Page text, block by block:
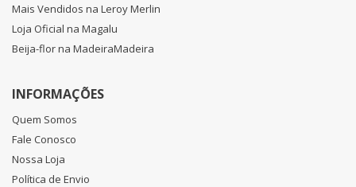
Mais Vendidos na Leroy Merlin
Loja Oficial na Magalu
Beija-flor na MadeiraMadeira
INFORMAÇÕES
Quem Somos
Fale Conosco
Nossa Loja
Política de Envio